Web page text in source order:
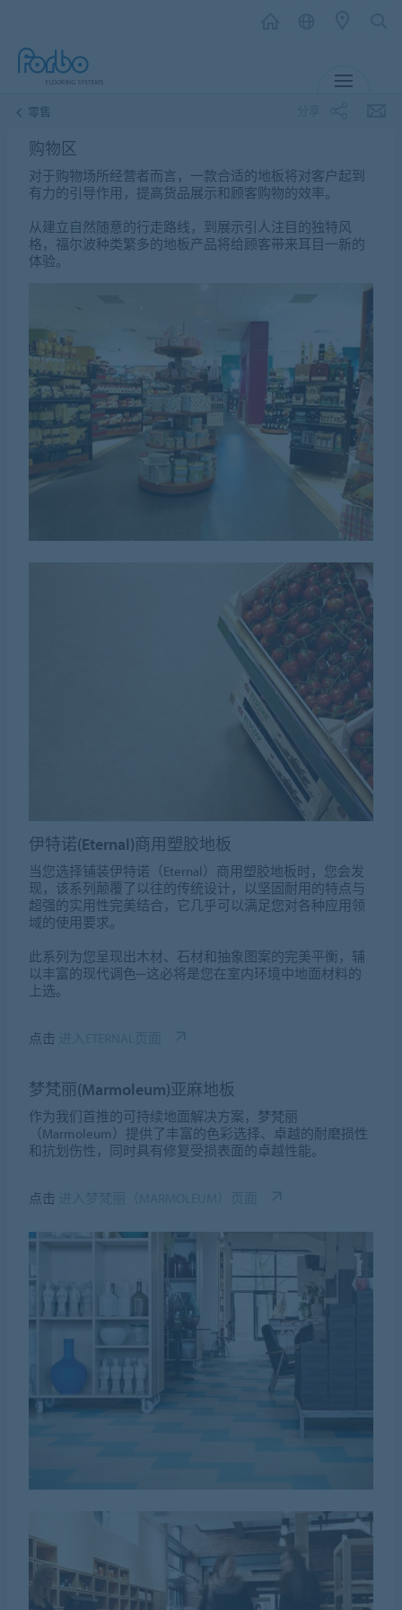
零售
购物区
对于购物场所经营者而言，一款合适的地板将对客户起到
有力的引导作用，提高货品展示和顾客购物的效率。
从建立自然随意的行走路线，到展示引人注目的独特风
格，福尔波种类繁多的地板产品将给顾客带来耳目一新的
体验。
伊特诺(Eternal)商用塑胶地板
当您选择铺装伊特诺（Eternal）商用塑胶地板时，您会发
现，该系列颠覆了以往的传统设计，以坚固耐用的特点与
超强的实用性完美结合，它几乎可以满足您对各种应用领
域的使用要求。
此系列为您呈现出木材、石材和抽象图案的完美平衡，辅
以丰富的现代调色─这必将是您在室内环境中地面材料的
上选。
点击
梦梵丽(Marmoleum)亚麻地板
作为我们首推的可持续地面解决方案，梦梵丽
（Marmoleum）提供了丰富的色彩选择、卓越的耐磨损性
和抗划伤性，同时具有修复受损表面的卓越性能。
点击